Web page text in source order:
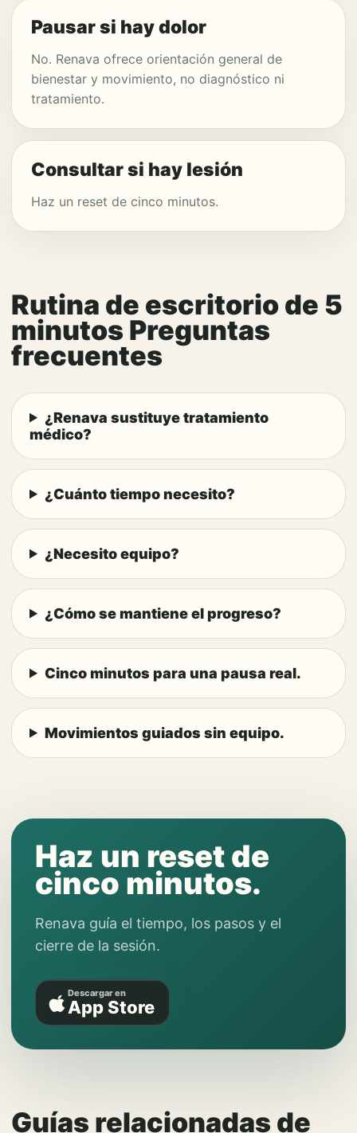
Pausar si hay dolor
No. Renava ofrece orientación general de
bienestar y movimiento, no diagnóstico ni
tratamiento.
Consultar si hay lesión
Haz un reset de cinco minutos.
Rutina de escritorio de 5
minutos Preguntas
frecuentes
¿Renava sustituye tratamiento
médico?
¿Cuánto tiempo necesito?
¿Necesito equipo?
¿Cómo se mantiene el progreso?
Cinco minutos para una pausa real.
Movimientos guiados sin equipo.
Haz un reset de
cinco minutos.
Renava guía el tiempo, los pasos y el
cierre de la sesión.
Descargar en
App Store
Guías relacionadas de